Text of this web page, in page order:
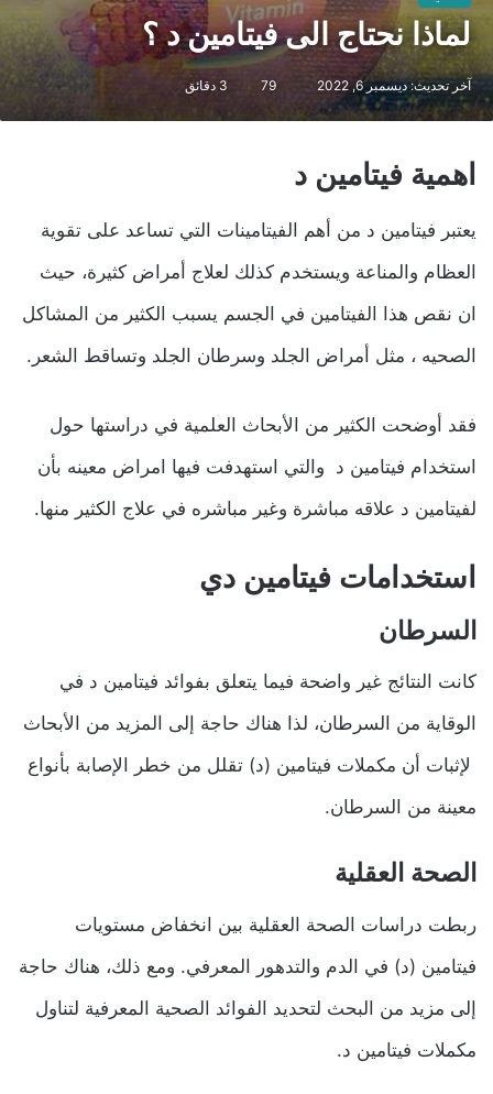
لماذا نحتاج الى فيتامين د ؟
آخر تحديث: ديسمبر 6, 2022 79
اهمية فيتامين د
يعتبر فيتامين د من أهم الفيتامينات التي تساعد على تقوية
العظام والمناعة ويستخدم كذلك لعلاج أمراض كثيرة، حيث
ان نقص هذا الفيتامين في الجسم يسبب الكثير من المشاكل
الصحيه ، مثل أمراض الجلد وسرطان الجلد وتساقط الشعر.
فقد أوضحت الكثير من الأبحاث العلمية في دراستها حول
استخدام فيتامين د والتي استهدفت فيها امراض معينه بأن
لفيتامين د علاقه مباشرة وغير مباشره في علاج الكثير منها.
استخدامات فيتامين دي
السرطان
كانت النتائج غير واضحة فيما يتعلق بفوائد فيتامين د في
الوقاية من السرطان، لذا هناك حاجة إلى المزيد من الأبحاث
لإثبات أن مكملات فيتامين (د) تقلل من خطر الإصابة بأنواع
معينة من السرطان.
الصحة العقلية
ربطت دراسات الصحة العقلية بين انخفاض مستويات
فيتامين (د) في الدم والتدهور المعرفي. ومع ذلك، هناك حاجة
إلى مزيد من البحث لتحديد الفوائد الصحية المعرفية لتناول
مكملات فيتامين د.